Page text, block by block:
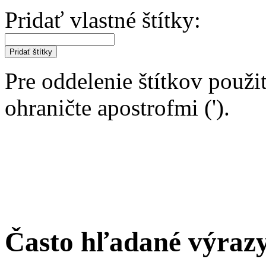
Pridať vlastné štítky:
Pridať štítky
Pre oddelenie štítkov
ohraničte apostrofmi (').
Často hľadané